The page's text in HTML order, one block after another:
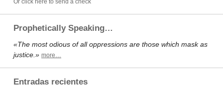
Or click here to send a check
Prophetically Speaking…
«The most odious of all oppressions are those which mask as
justice.» more…
Entradas recientes